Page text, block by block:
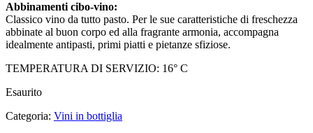
Abbinamenti cibo-vino:
Classico vino da tutto pasto. Per le sue caratteristiche di freschezza
abbinate al buon corpo ed alla fragrante armonia, accompagna
idealmente antipasti, primi piatti e pietanze sfiziose.
TEMPERATURA DI SERVIZIO: 16° C
Esaurito
Categoria: Vini in bottiglia